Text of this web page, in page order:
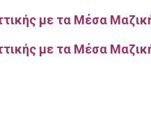
με τα Μέσα
με τα Μέσα